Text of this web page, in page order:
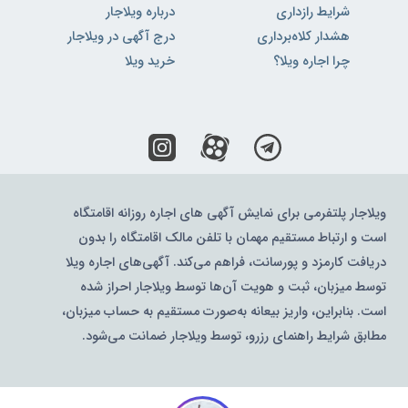
شرایط رازداری
هشدار کلاه‌برداری
چرا اجاره ویلا؟
درباره ویلاجار
درج آگهی در ویلاجار
خرید ویلا
ویلاجار پلتفرمی برای نمایش آگهی های اجاره روزانه اقامتگاه
است و ارتباط مستقیم مهمان با تلفن مالک اقامتگاه را بدون
دریافت کارمزد و پورسانت، فراهم می‌کند. آگهی‌های اجاره ویلا
توسط میزبان، ثبت و هویت آن‌ها توسط ویلاجار احراز شده
است. بنابراین، واریز بیعانه به‌صورت مستقیم به حساب میزبان،
مطابق شرایط راهنمای رزرو، توسط ویلاجار ضمانت می‌شود.